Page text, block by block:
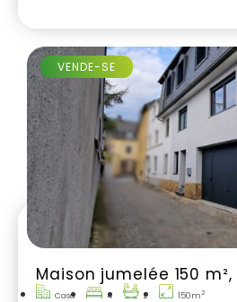
Maison jumelée 150
Casa 4 2 150m2
VENDE-SE